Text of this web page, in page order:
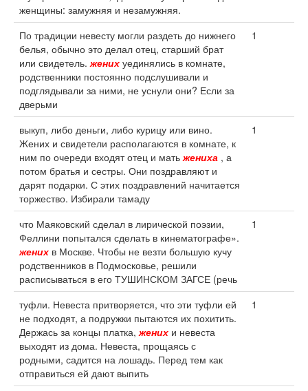
женщины: замужняя и незамужняя.
По традиции невесту могли раздеть до нижнего
белья, обычно это делал отец, старший брат
или свидетель.жених уединялись в комнате,
родственники постоянно подслушивали и
подглядывали за ними, не уснули они? Если за
дверьми
1
выкуп, либо деньги, либо курицу или вино.
Жених и свидетели располагаются в комнате, к
ним по очереди входят отец и матьжениха , а
потом братья и сестры. Они поздравляют и
дарят подарки. С этих поздравлений начитается
торжество. Избирали тамаду
1
что Маяковский сделал в лирической поэзии,
Феллини попытался сделать в кинематографе».
жених в Москве. Чтобы не везти большую кучу
родственников в Подмосковье, решили
расписываться в его ТУШИНСКОМ ЗАГСЕ (речь
1
туфли. Невеста притворяется, что эти туфли ей
не подходят, а подружки пытаются их похитить.
Держась за концы платка,жених и невеста
выходят из дома. Невеста, прощаясь с
родными, садится на лошадь. Перед тем как
отправиться ей дают выпить
1